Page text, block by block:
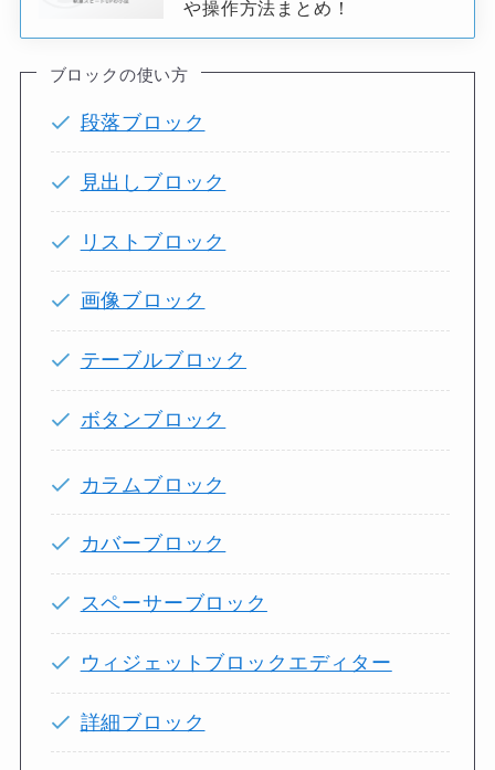
や操作方法まとめ！
ブロックの使い方
段落ブロック
見出しブロック
リストブロック
画像ブロック
テーブルブロック
ボタンブロック
カラムブロック
カバーブロック
スペーサーブロック
ウィジェットブロックエディター
詳細ブロック